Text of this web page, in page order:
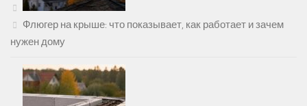
Флюгер на крыше: что показывает, как работает и зачем
нужен дому